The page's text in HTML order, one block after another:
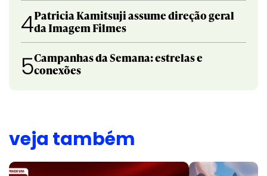
4Patricia Kamitsuji assume direção geral
da Imagem Filmes
5Campanhas da Semana: estrelas e
conexões
veja também